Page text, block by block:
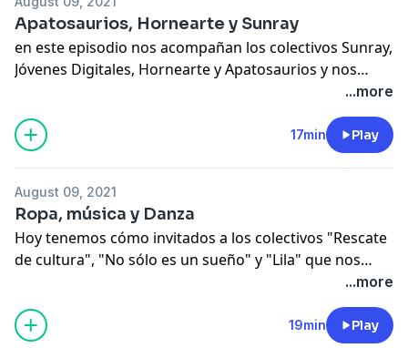
Apatosaurios, Hornearte y Sunray
en este episodio nos acompañan los colectivos Sunray,
Jóvenes Digitales, Hornearte y Apatosaurios y nos
...more
17min Play
August 09, 2021
Ropa, música y Danza
Hoy tenemos cómo invitados a los colectivos "Rescate
de cultura", "No sólo es un sueño" y "Lila" que nos
platicarán acerca de sus proyectos y discutiremos...more
19min Play